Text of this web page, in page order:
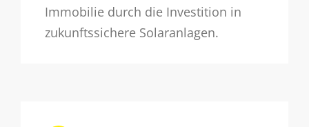
Immobilie durch die Investition in
zukunftssichere Solaranlagen.